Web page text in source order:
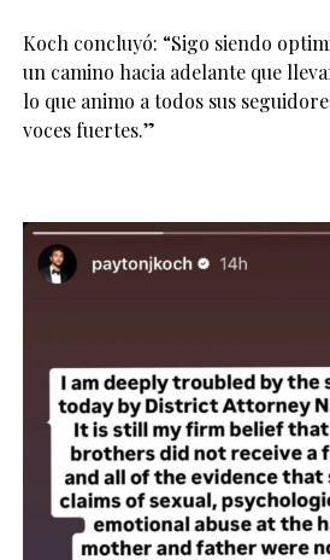
Koch concluyó: “Sigo siendo
un camino hacia adelante que
lo que animo a todos sus
voces fuertes.”